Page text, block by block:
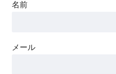
名前
メール